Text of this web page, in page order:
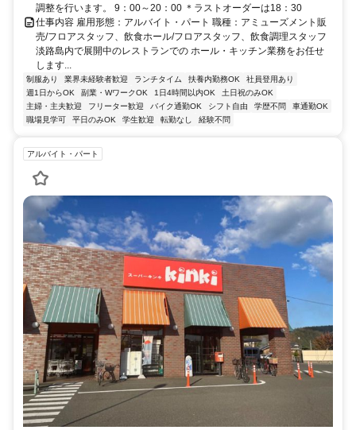
調整を行います。 9：00～20：00 ＊ラストオーダーは18：30
仕事内容 雇用形態：アルバイト・パート 職種：アミューズメント販
売/フロアスタッフ、飲食ホール/フロアスタッフ、飲食調理スタッフ
淡路島内で展開中のレストランでの ホール・キッチン業務をお任せ
します...
制服あり 業界未経験者歓迎 ランチタイム 扶養内勤務OK
社員登用あり
週1日からOK
副業・WワークOK 1日4時間以内OK
土日祝のみOK
主婦・主夫歓迎
フリーター歓迎 バイク通勤OK シフト自由 学歴不問
車通勤OK
職場見学可
平日のみOK 学生歓迎 転勤なし 経験不問
アルバイト・パート